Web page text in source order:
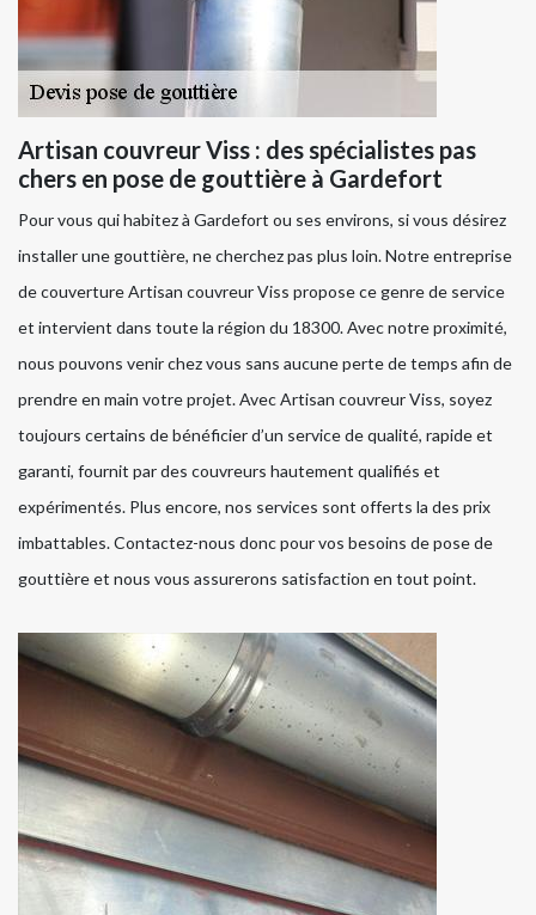
Artisan couvreur Viss : des spécialistes pas
chers en pose de gouttière à Gardefort
Pour vous qui habitez à Gardefort ou ses environs, si vous désirez
installer une gouttière, ne cherchez pas plus loin. Notre entreprise
de couverture Artisan couvreur Viss propose ce genre de service
et intervient dans toute la région du 18300. Avec notre proximité,
nous pouvons venir chez vous sans aucune perte de temps afin de
prendre en main votre projet. Avec Artisan couvreur Viss, soyez
toujours certains de bénéficier d’un service de qualité, rapide et
garanti, fournit par des couvreurs hautement qualifiés et
expérimentés. Plus encore, nos services sont offerts la des prix
imbattables. Contactez-nous donc pour vos besoins de pose de
gouttière et nous vous assurerons satisfaction en tout point.